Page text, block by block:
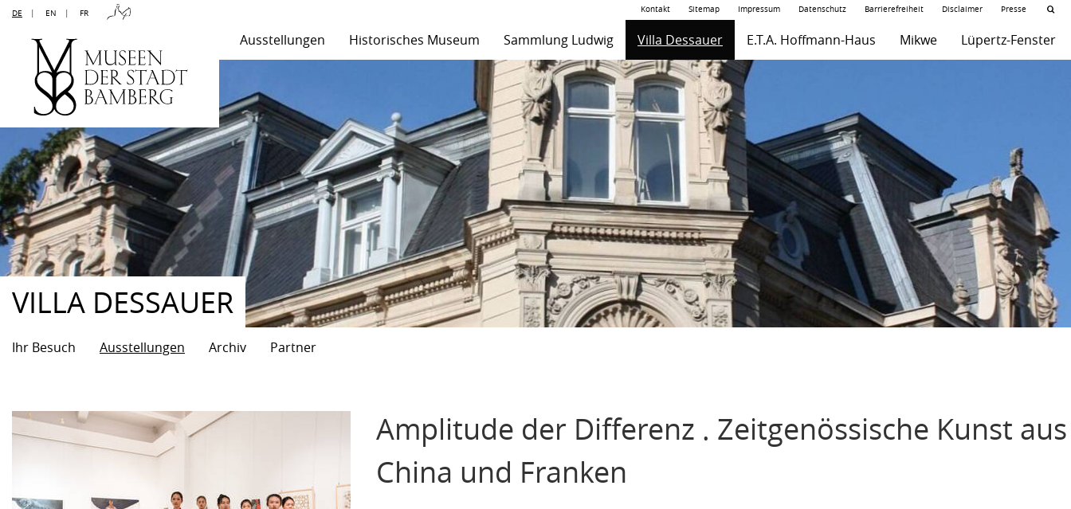
DE EN FR Kontakt Sitemap Impressum Datenschutz Barrierefreiheit Disclaimer Presse
Ausstellungen Historisches Museum Sammlung Ludwig Villa Dessauer E.T.A. Hoffmann-Haus Mikwe Lüpertz-Fenster
VILLA DESSAUER
Ihr Besuch Ausstellungen Archiv Partner
Amplitude der Differenz . Zeitgenössische Kunst aus
China und Franken